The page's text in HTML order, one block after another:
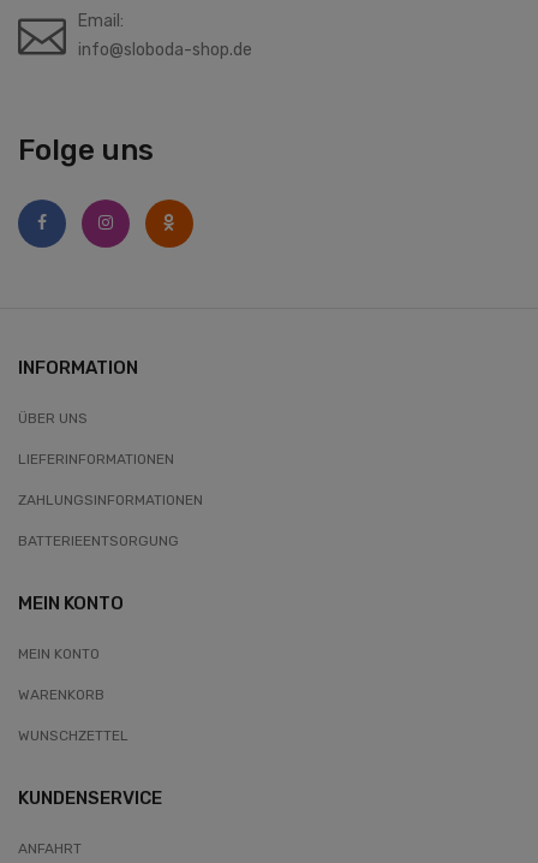
Folge uns
Email:
info@sloboda-shop.de
INFORMATION
ÜBER UNS
LIEFERINFORMATIONEN
ZAHLUNGSINFORMATIONEN
BATTERIEENTSORGUNG
MEIN KONTO
MEIN KONTO
WARENKORB
WUNSCHZETTEL
KUNDENSERVICE
ANFAHRT